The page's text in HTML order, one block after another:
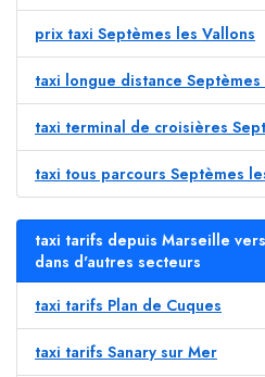
prix taxi Septèmes les Vallons
taxi longue distance Septèmes
taxi terminal de croisières
taxi tous parcours Septèmes
taxi tarifs depuis Marseille
dans d'autres secteurs
taxi tarifs Plan de Cuques
taxi tarifs Sanary sur Mer